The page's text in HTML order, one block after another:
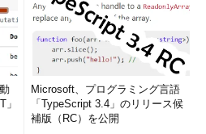
Microsoft、プログラミング言語
「TypeScript 3.4」のリリース候
補版（RC）を公開